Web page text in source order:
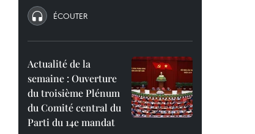
ÉCOUTER
Actualité de la
semaine : Ouverture
du troisième Plénum
du Comité central du
Parti du 14e mandat